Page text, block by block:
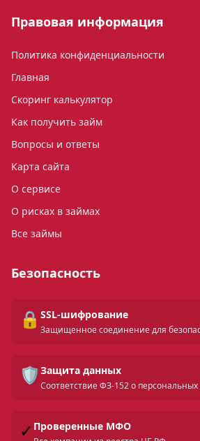
Правовая информация
Политика конфиденциальности
Главная
Скоринг калькулятор
Как получить займ
Вопросы и ответы
Карта сайта
О сервисе
О рисках в займах
Все займы
Безопасность
🔒 SSL-шифрование
Защищенное соединение для
🛡️ Защита данных
Соответствие ФЗ-152 о
✓ Проверенные МФО